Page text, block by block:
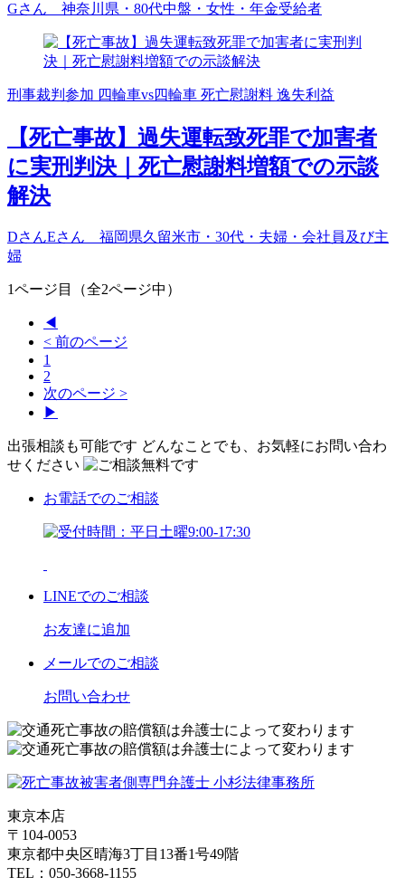
Gさん 神奈川県・80代中盤・女性・年金受給者
刑事裁判参加 四輪車vs四輪車 死亡慰謝料 逸失利益
【死亡事故】過失運転致死罪で加害者
に実刑判決｜死亡慰謝料増額での示談
解決
DさんEさん 福岡県久留米市・30代・夫婦・会社員及び主
婦
1ページ目（全2ページ中）
◀
< 前のページ
1
2
次のページ >
▶
出張相談も可能です どんなことでも、お気軽にお問い合わ
せください
お電話でのご相談
LINEでのご相談
お友達に追加
メールでのご相談
お問い合わせ
東京本店
〒104-0053
東京都中央区晴海3丁目13番1号49階
TEL：050-3668-1155